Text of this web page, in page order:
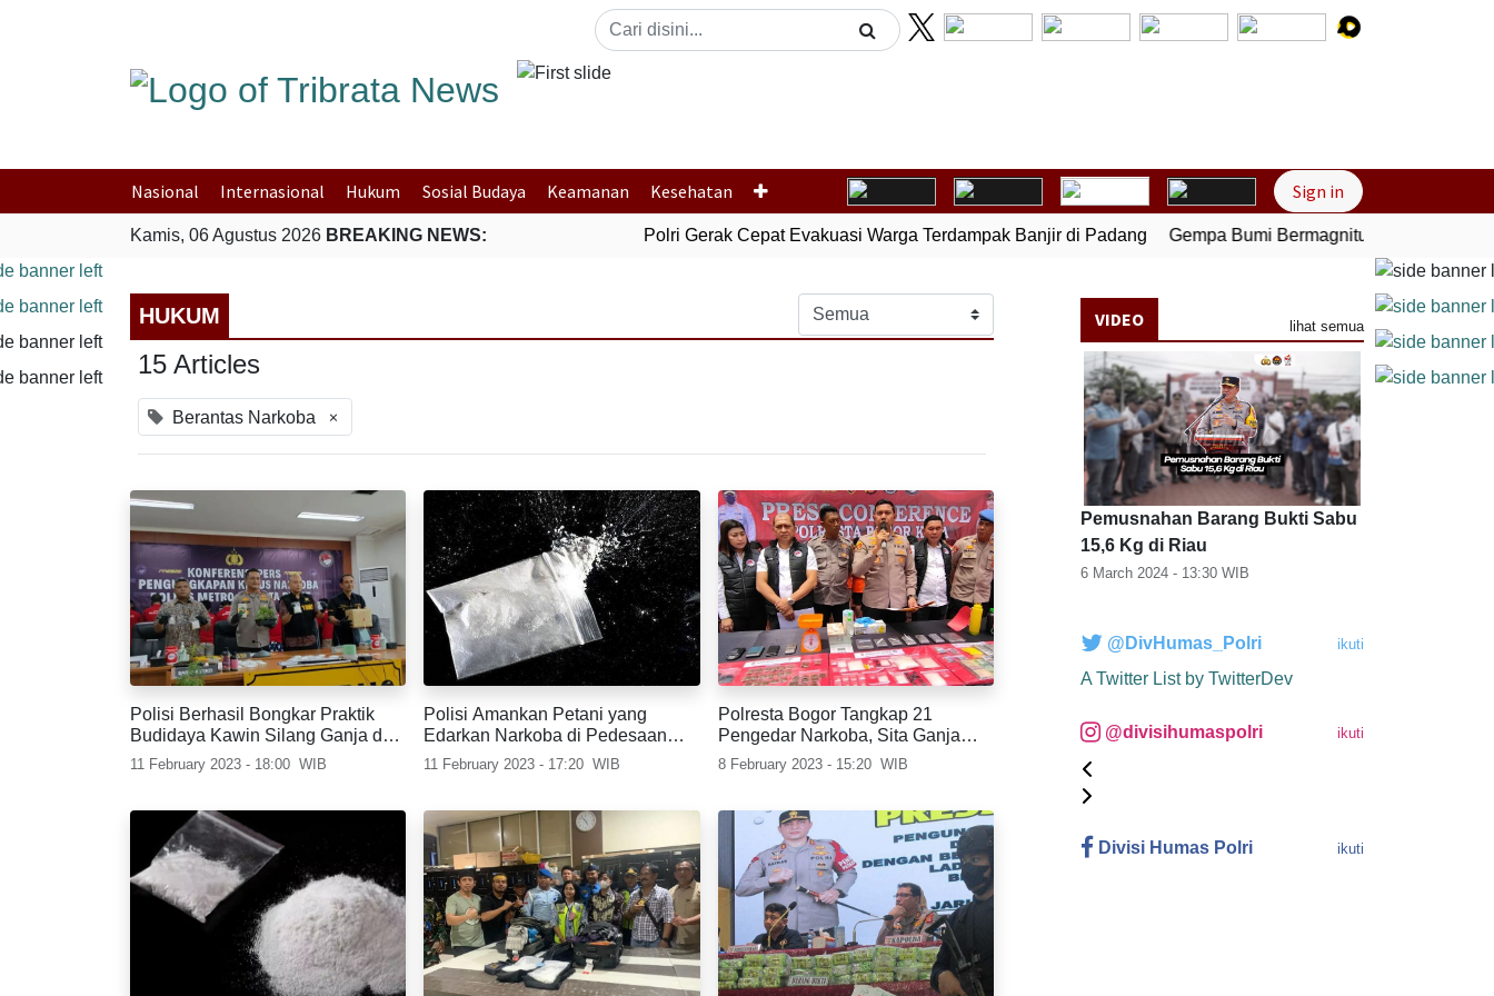
Nasional Internasional Hukum Sosial Budaya Keamanan Kesehatan Sign in
Kamis, 06 Agustus 2026 BREAKING NEWS: Polri Gerak Cepat Evakuasi Warga Terdampak Banjir di Padang Gempa Bumi Bermagnitudo 5,1 Kembali
HUKUM
15 Articles
Berantas Narkoba ×
Polisi Berhasil Bongkar Praktik
Budidaya Kawin Silang Ganja dari
Belanda
11 February 2023 - 18:00 WIB
Polisi Amankan Petani yang
Edarkan Narkoba di Pedesaan
Banjar
11 February 2023 - 17:20 WIB
Polresta Bogor Tangkap 21
Pengedar Narkoba, Sita Ganja
dan Sabu
8 February 2023 - 15:20 WIB
VIDEO lihat semua
Pemusnahan Barang Bukti Sabu
15,6 Kg di Riau
6 March 2024 - 13:30 WIB
@DivHumas_Polri ikuti
A Twitter List by TwitterDev
@divisihumaspolri ikuti
Divisi Humas Polri ikuti